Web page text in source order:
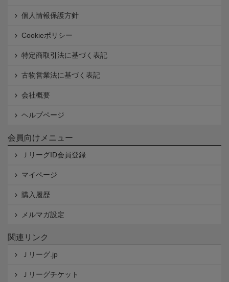
個人情報保護方針
Cookieポリシー
特定商取引法に基づく表記
古物営業法に基づく表記
会社概要
ヘルプページ
会員向けメニュー
ＪリーグID会員登録
マイページ
購入履歴
メルマガ設定
関連リンク
Ｊリーグ.jp
Ｊリーグチケット